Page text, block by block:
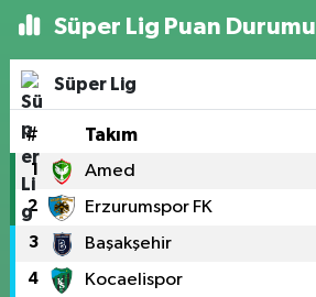
Süper Lig Puan Durumu
Süper Lig
# Takım
1 Amed
2 Erzurumspor FK
3 Başakşehir
4 Kocaelispor